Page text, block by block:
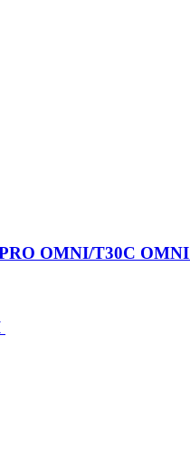
OMNI/T30C OMNI